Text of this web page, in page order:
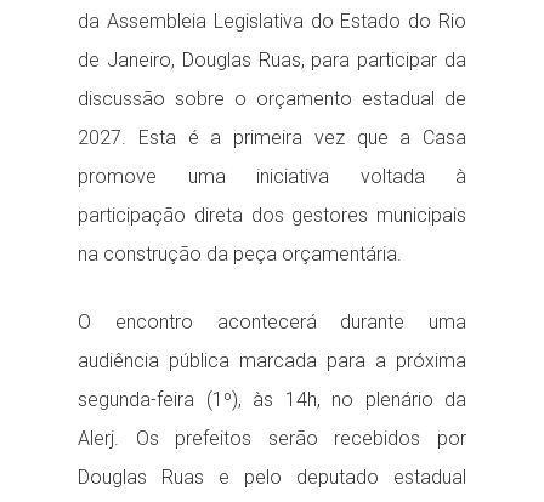
da Assembleia Legislativa do Estado do Rio
de Janeiro, Douglas Ruas, para participar da
discussão sobre o orçamento estadual de
2027. Esta é a primeira vez que a Casa
promove uma iniciativa voltada à
participação direta dos gestores municipais
na construção da peça orçamentária.
O encontro acontecerá durante uma
audiência pública marcada para a próxima
segunda-feira (1º), às 14h, no plenário da
Alerj. Os prefeitos serão recebidos por
Douglas Ruas e pelo deputado estadual